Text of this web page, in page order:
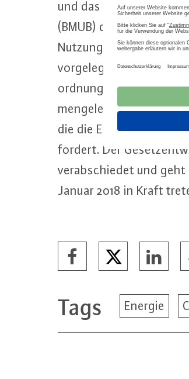
und das
(BMUB) den
Nutzung Er­neu­er­ba­rer
vorgelegt. Darin
ord­nung (EnEV) und
men­ge­legt. Anlass ist
die die Ein­füh­rung des
fordert. Der
ver­ab­schie­det und geht
Januar 2018 in Kraft
Tags Energie